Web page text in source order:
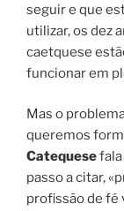
seguir e que
utilizar, os dez
caetquese
funcionar em
Mas o
queremos
Catequesefala
passo a citar,
profissão de fé